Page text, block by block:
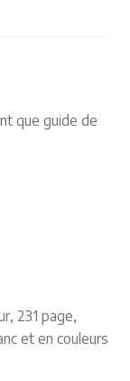
que guide de
231 page,
et en couleurs